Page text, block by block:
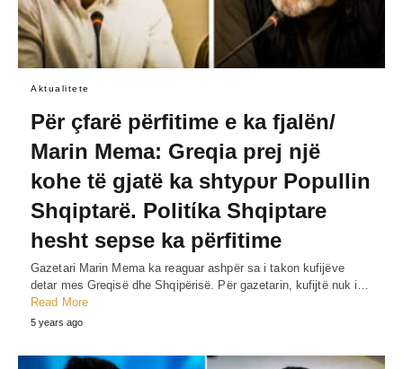
Aktualitete
Për çfarë përfitime e ka fjalën/
Marin Mema: Greqia prej një
kohe të gjatë ka shtyρυr Popullin
Shqiptarë. Politίka Shqiptare
hesht sepse ka përfitime
Gazetari Marin Mema ka reaguar ashpër sa i takon kufijëve
detar mes Greqisë dhe Shqipërisë. Për gazetarin, kufijtë nuk i…
Read More
5 years ago